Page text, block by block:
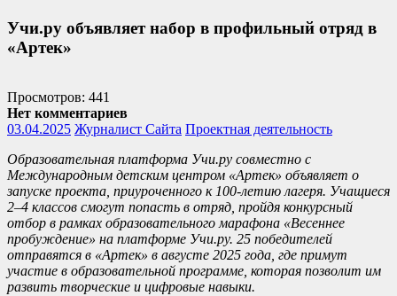
Учи.ру объявляет набор в профильный отряд в
«Артек»
Просмотров: 441
Нет комментариев
03.04.2025 Журналист Сайта Проектная деятельность
Образовательная платформа Учи.ру совместно с
Международным детским центром «Артек» объявляет о
запуске проекта, приуроченного к 100-летию лагеря. Учащиеся
2–4 классов смогут попасть в отряд, пройдя конкурсный
отбор в рамках образовательного марафона «Весеннее
пробуждение» на платформе Учи.ру. 25 победителей
отправятся в «Артек» в августе 2025 года, где примут
участие в образовательной программе, которая позволит им
развить творческие и цифровые навыки.